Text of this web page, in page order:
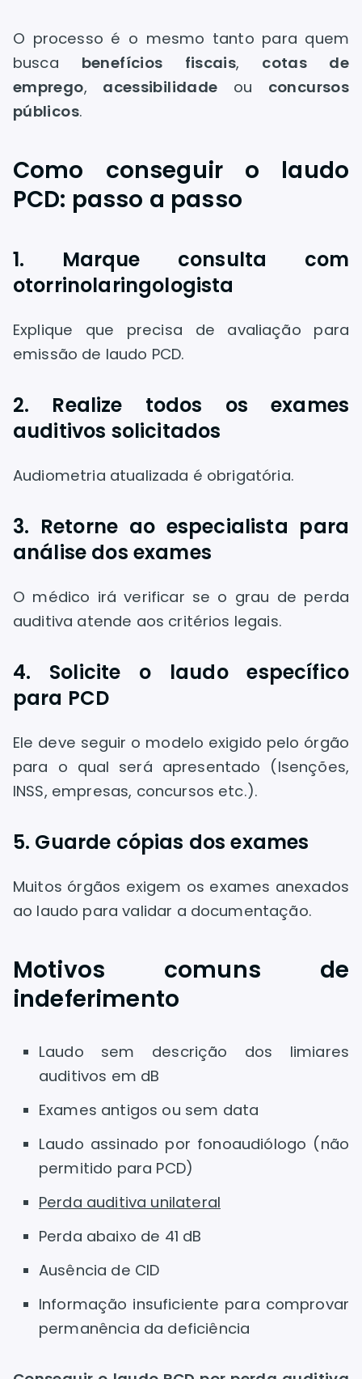
O processo é o mesmo tanto para quem
busca benefícios fiscais, cotas de
emprego, acessibilidade ou concursos
públicos.
Como conseguir o laudo
PCD: passo a passo
1. Marque consulta com
otorrinolaringologista
Explique que precisa de avaliação para
emissão de laudo PCD.
2. Realize todos os exames
auditivos solicitados
Audiometria atualizada é obrigatória.
3. Retorne ao especialista para
análise dos exames
O médico irá verificar se o grau de perda
auditiva atende aos critérios legais.
4. Solicite o laudo específico
para PCD
Ele deve seguir o modelo exigido pelo órgão
para o qual será apresentado (Isenções,
INSS, empresas, concursos etc.).
5. Guarde cópias dos exames
Muitos órgãos exigem os exames anexados
ao laudo para validar a documentação.
Motivos comuns de
indeferimento
Laudo sem descrição dos limiares
auditivos em dB
Exames antigos ou sem data
Laudo assinado por fonoaudiólogo (não
permitido para PCD)
Perda auditiva unilateral
Perda abaixo de 41 dB
Ausência de CID
Informação insuficiente para comprovar
permanência da deficiência